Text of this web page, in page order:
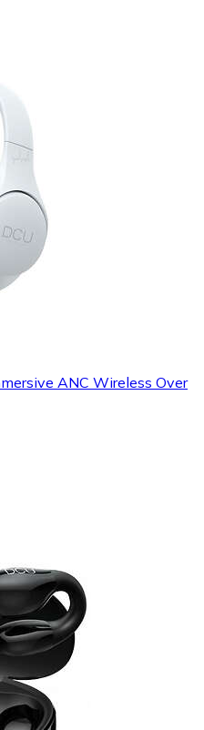
ANC Wireless Over